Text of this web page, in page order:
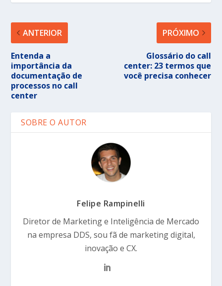
ANTERIOR
Entenda a
importância da
documentação de
processos no call
center
PRÓXIMO
Glossário do call
center: 23 termos que
você precisa conhecer
SOBRE O AUTOR
Felipe Rampinelli
Diretor de Marketing e Inteligência de Mercado
na empresa DDS, sou fã de marketing digital,
inovação e CX.